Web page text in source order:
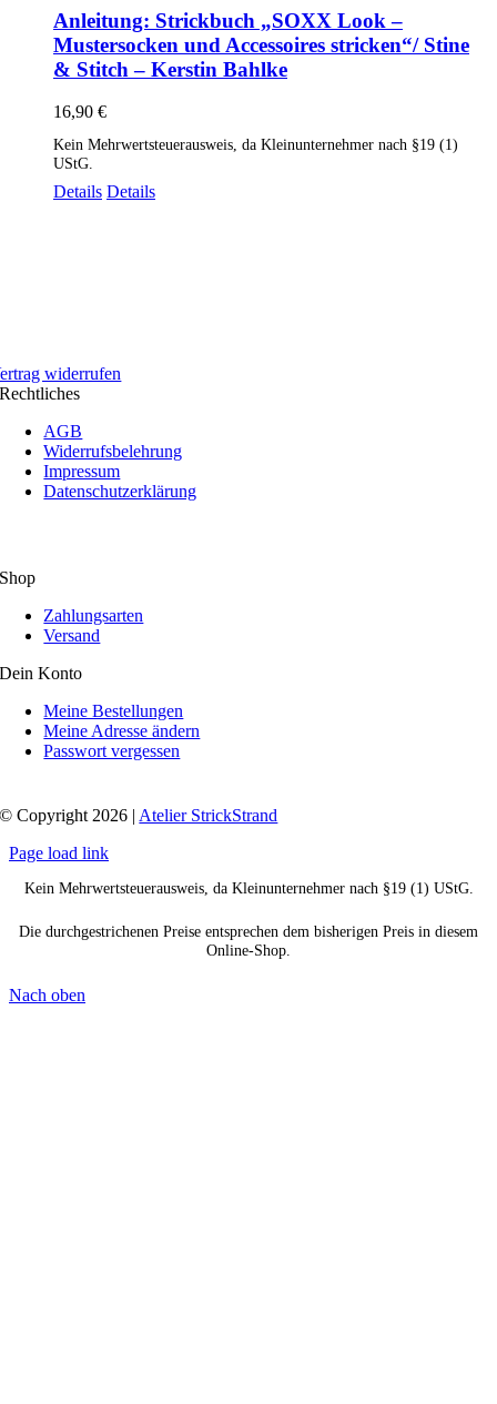
Anleitung: Strickbuch „SOXX Look –
Mustersocken und Accessoires stricken“/ Stine
& Stitch – Kerstin Bahlke
16,90 €
Kein Mehrwertsteuerausweis, da Kleinunternehmer nach §19 (1)
UStG.
Details Details
widerrufen
Rechtliches
AGB
Widerrufsbelehrung
Impressum
Datenschutzerklärung
Shop
Zahlungsarten
Versand
Dein Konto
Meine Bestellungen
Meine Adresse ändern
Passwort vergessen
© Copyright 2026 | Atelier StrickStrand
Page load link
Kein Mehrwertsteuerausweis, da Kleinunternehmer nach §19 (1) UStG.
Die durchgestrichenen Preise entsprechen dem bisherigen Preis in diesem
Online-Shop.
Nach oben